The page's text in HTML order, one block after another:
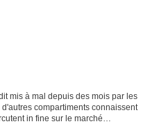
mis à mal depuis des mois par les
compartiments connaissent
in fine sur le marché